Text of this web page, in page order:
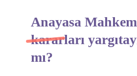
Anayasa
kararları
mı?